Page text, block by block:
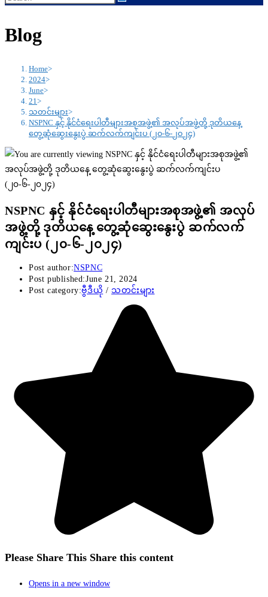
Blog
Home>
2024>
June>
21>
သတင်းများ>
NSPNC နှင့် နိုင်ငံရေးပါတီများအစုအဖွဲ့၏ အလုပ်အဖွဲ့တို့ ဒုတိယနေ့
တွေ့ဆုံဆွေးနွေးပွဲ ဆက်လက်ကျင်းပ (၂၀-၆-၂၀၂၄)
NSPNC နှင့် နိုင်ငံရေးပါတီများအစုအဖွဲ့၏ အလုပ်
အဖွဲ့တို့ ဒုတိယနေ့ တွေ့ဆုံဆွေးနွေးပွဲ ဆက်လက်
ကျင်းပ (၂၀-၆-၂၀၂၄)
Post author:NSPNC
Post published:June 21, 2024
Post category:ဗွီဒီယို / သတင်းများ
Please Share This Share this content
Opens in a new window